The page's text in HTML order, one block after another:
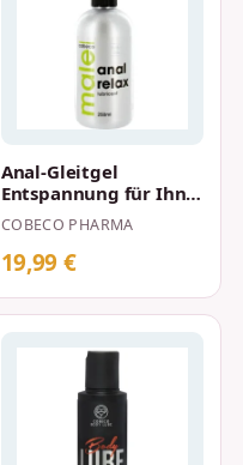
Anal-Gleitgel
Entspannung für Ihn
auf Wasserbasis 250
ml
COBECO PHARMA
19,99 €